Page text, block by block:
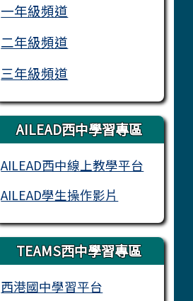
一年級頻道
二年級頻道
三年級頻道
AILEAD西中學習專區
AILEAD西中線上教學平台
AILEAD學生操作影片
TEAMS西中學習專區
西港國中學習平台